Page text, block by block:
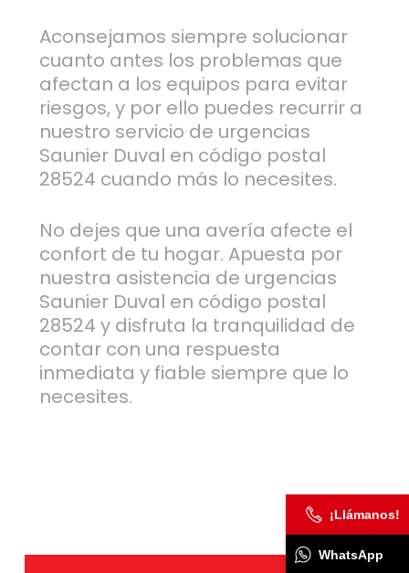
Aconsejamos siempre solucionar
cuanto antes los problemas que
afectan a los equipos para evitar
riesgos, y por ello puedes recurrir a
nuestro servicio de urgencias
Saunier Duval en código postal
28524 cuando más lo necesites.
No dejes que una avería afecte el
confort de tu hogar. Apuesta por
nuestra asistencia de urgencias
Saunier Duval en código postal
28524 y disfruta la tranquilidad de
contar con una respuesta
inmediata y fiable siempre que lo
necesites.
¡Llámanos!
WhatsApp